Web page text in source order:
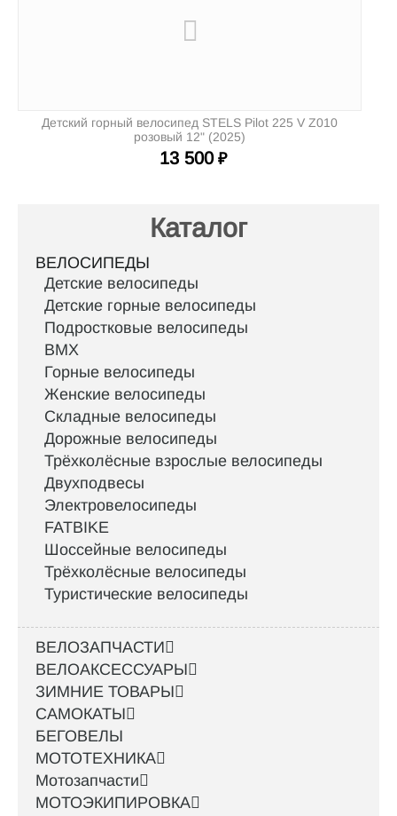
Детский горный велосипед STELS Pilot 225 V Z010
розовый 12" (2025)
13 500 ₽
Каталог
ВЕЛОСИПЕДЫ
Детские велосипеды
Детские горные велосипеды
Подростковые велосипеды
BMX
Горные велосипеды
Женские велосипеды
Складные велосипеды
Дорожные велосипеды
Трёхколёсные взрослые велосипеды
Двухподвесы
Электровелосипеды
FATBIKE
Шоссейные велосипеды
Трёхколёсные велосипеды
Туристические велосипеды
ВЕЛОЗАПЧАСТИ
ВЕЛОАКСЕССУАРЫ
ЗИМНИЕ ТОВАРЫ
САМОКАТЫ
БЕГОВЕЛЫ
МОТОТЕХНИКА
Мотозапчасти
МОТОЭКИПИРОВКА